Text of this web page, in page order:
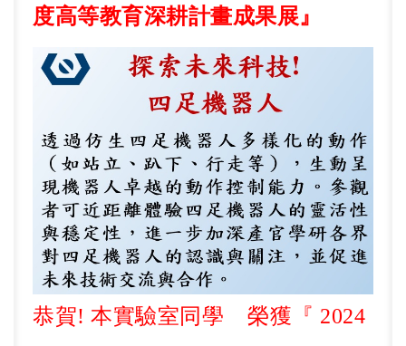
度高等教育深耕計畫成果展』
恭賀! 本實驗室同學 榮獲『 2024